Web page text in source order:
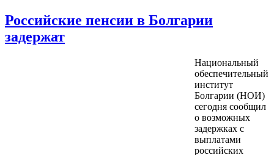
Российские пенсии в Болгарии
задержат
Национальный
обеспечительный
институт
Болгарии (НОИ)
сегодня сообщил
о возможных
задержках с
выплатами
российских